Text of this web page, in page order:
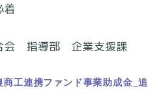
着
会 指導部 企業支援課
工連携ファンド事業助成金_追